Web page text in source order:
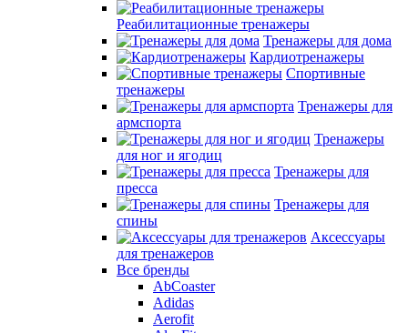
Реабилитационные тренажеры
Тренажеры для дома
Кардиотренажеры
Спортивные
тренажеры
Тренажеры для
армспорта
Тренажеры
для ног и ягодиц
Тренажеры для
пресса
Тренажеры для
спины
Аксессуары
для тренажеров
Все бренды
AbCoaster
Adidas
Aerofit